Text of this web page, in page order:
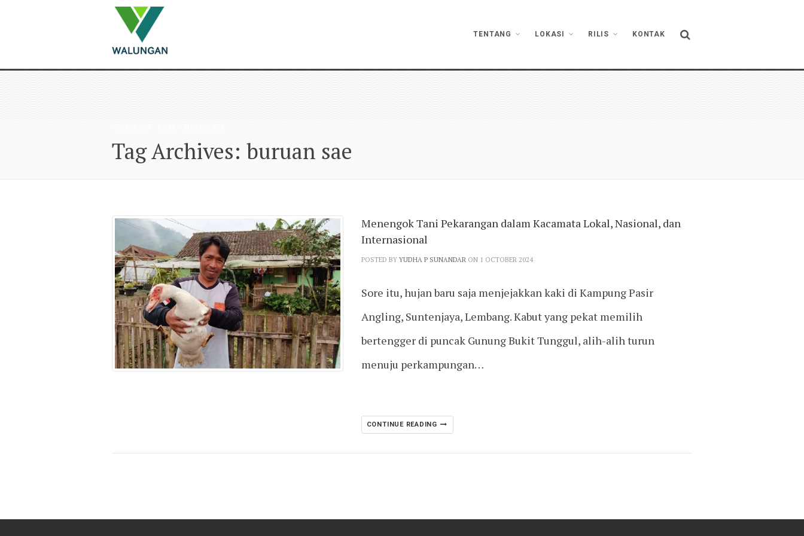
TENTANG LOKASI RILIS KONTAK
Tag Archives: buruan sae
Menengok Tani Pekarangan dalam Kacamata Lokal, Nasional, dan
Internasional
POSTED BY YUDHA P SUNANDARON 1 OCTOBER 2024
Sore itu, hujan baru saja menjejakkan kaki di Kampung Pasir
Angling, Suntenjaya, Lembang. Kabut yang pekat memilih
bertengger di puncak Gunung Bukit Tunggul, alih-alih turun
menuju perkampungan…
CONTINUE READING